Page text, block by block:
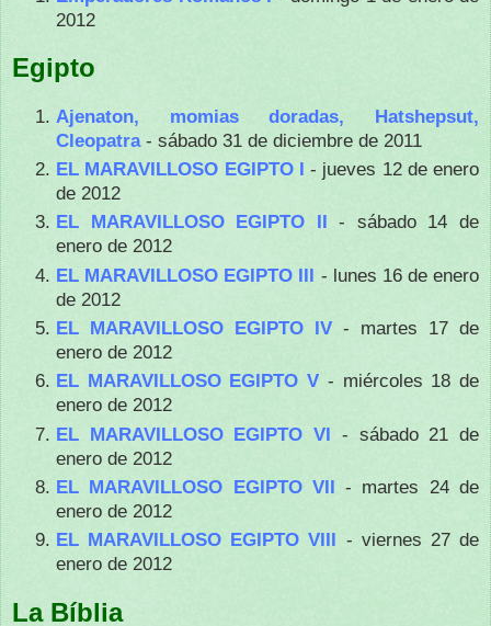
2012
Egipto
Ajenaton, momias doradas, Hatshepsut,
Cleopatra- sábado 31 de diciembre de 2011
EL MARAVILLOSO EGIPTO I - jueves 12 de enero
de 2012
EL MARAVILLOSO EGIPTO II - sábado 14 de
enero de 2012
EL MARAVILLOSO EGIPTO III - lunes 16 de enero
de 2012
EL MARAVILLOSO EGIPTO IV - martes 17 de
enero de 2012
EL MARAVILLOSO EGIPTO V - miércoles 18 de
enero de 2012
EL MARAVILLOSO EGIPTO VI - sábado 21 de
enero de 2012
EL MARAVILLOSO EGIPTO VII - martes 24 de
enero de 2012
EL MARAVILLOSO EGIPTO VIII - viernes 27 de
enero de 2012
La Bíblia